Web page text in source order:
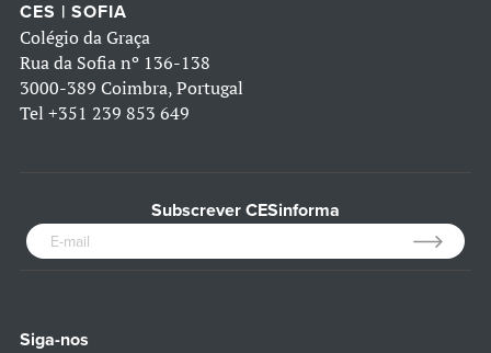
CES | SOFIA
Colégio da Graça
Rua da Sofia nº 136-138
3000-389 Coimbra, Portugal
Tel +351 239 853 649
Subscrever CESinforma
Siga-nos